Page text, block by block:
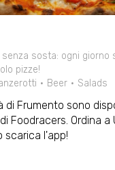
sosta: ogni giorno
pizze!
Beer Salads
di Frumento sono
Foodracers. Ordina a
scarica l'app!